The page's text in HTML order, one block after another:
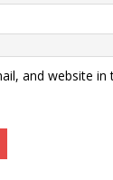
and website